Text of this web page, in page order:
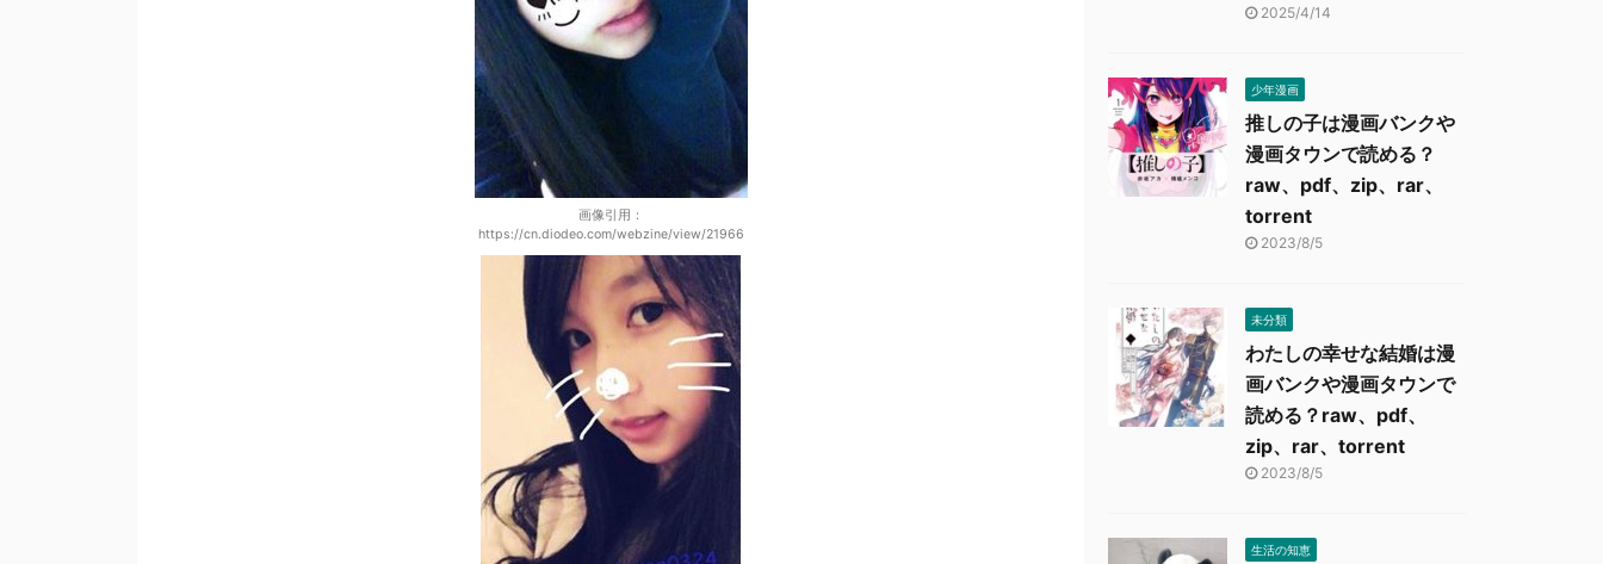
画像引用：
https://cn.diodeo.com/webzine/view/21966
2025/4/14
少年漫画
推しの子は漫画バンクや
漫画タウンで読める？
raw、pdf、zip、rar、
torrent
2023/8/5
未分類
わたしの幸せな結婚は漫
画バンクや漫画タウンで
読める？raw、pdf、
zip、rar、torrent
2023/8/5
生活の知恵